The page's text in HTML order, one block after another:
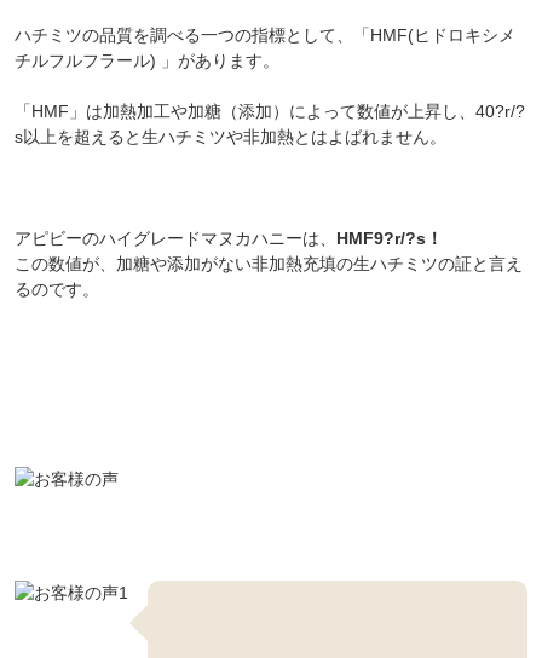
ハチミツの品質を調べる一つの指標として、「HMF(ヒドロキシメ
チルフルフラール) 」があります。
「HMF」は加熱加工や加糖（添加）によって数値が上昇し、40?r/?
s以上を超えると生ハチミツや非加熱とはよばれません。
アピビーのハイグレードマヌカハニーは、 HMF9?r/?s！
この数値が、加糖や添加がない非加熱充填の生ハチミツの証と言え
るのです。